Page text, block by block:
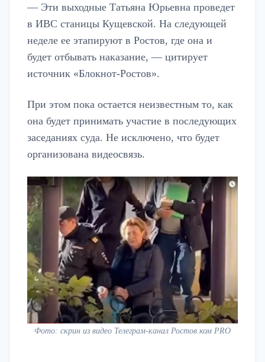
— Эти выходные Татьяна Юрьевна проведет
в ИВС станицы Кущевской. На следующей
неделе ее этапируют в Ростов, где она и
будет отбывать наказание, — цитирует
источник «Блокнот-Ростов».
При этом пока остается неизвестным то, как
она будет принимать участие в последующих
заседаниях суда. Не исключено, что будет
организована видеосвязь.
Фото: скрин из видео Телеграм-канал Ростов.ком PRO